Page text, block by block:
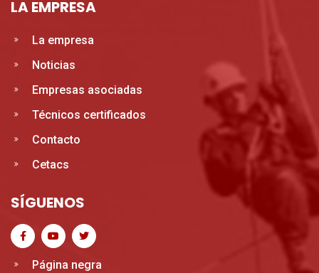
LA EMPRESA
La empresa
Noticias
Empresas asociadas
Técnicos certificados
Contacto
Cetacs
SÍGUENOS
Página negra